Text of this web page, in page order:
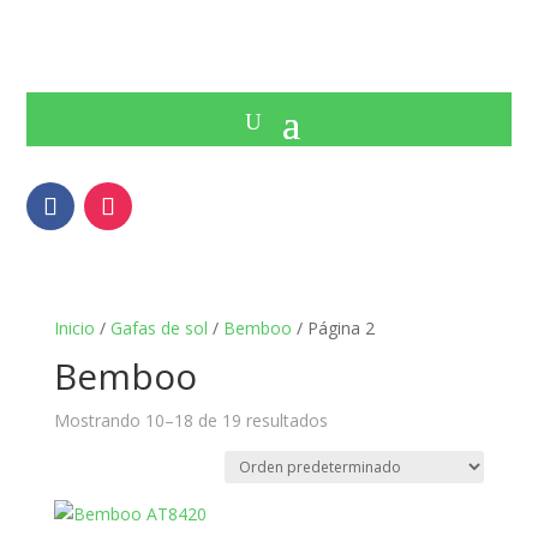
Inicio / Gafas de sol / Bemboo / Página 2
Bemboo
Mostrando 10–18 de 19 resultados